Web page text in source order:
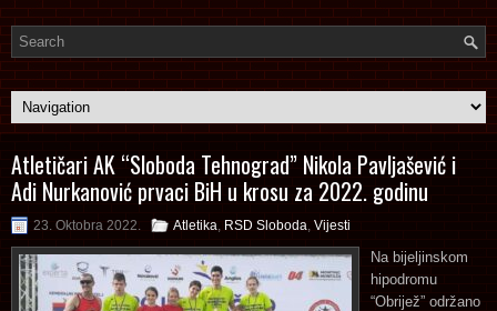
Atletičari AK “Sloboda Tehnograd” Nikola Pavljašević i
Adi Nurkanović prvaci BiH u krosu za 2022. godinu
23. Oktobra 2022. Atletika RSD Sloboda Vijesti
Na bijeljinskom
hipodromu
“Obrijež” održano